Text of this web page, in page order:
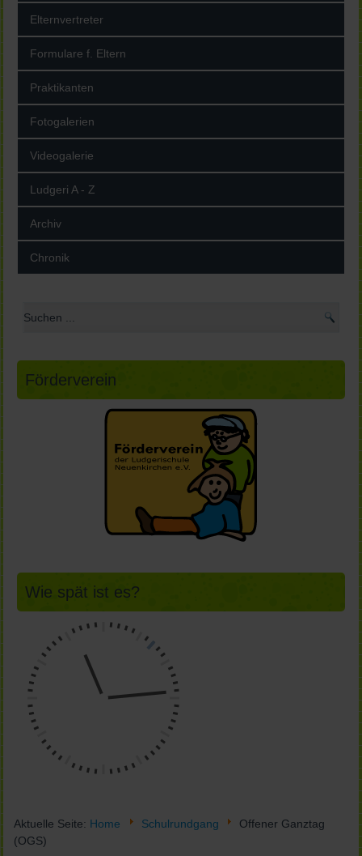
Elternvertreter
Formulare f. Eltern
Praktikanten
Fotogalerien
Videogalerie
Ludgeri A - Z
Archiv
Chronik
Förderverein
Wie spät ist es?
Aktuelle Seite: Home Schulrundgang
Offener Ganztag
(OGS)